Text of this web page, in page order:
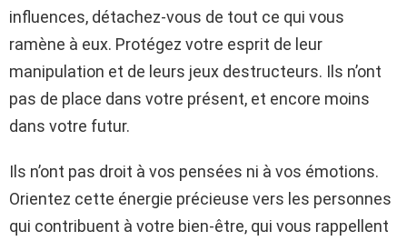
influences, détachez-vous de tout ce qui vous
ramène à eux. Protégez votre esprit de leur
manipulation et de leurs jeux destructeurs. Ils n’ont
pas de place dans votre présent, et encore moins
dans votre futur.
Ils n’ont pas droit à vos pensées ni à vos émotions.
Orientez cette énergie précieuse vers les personnes
qui contribuent à votre bien-être, qui vous rappellent